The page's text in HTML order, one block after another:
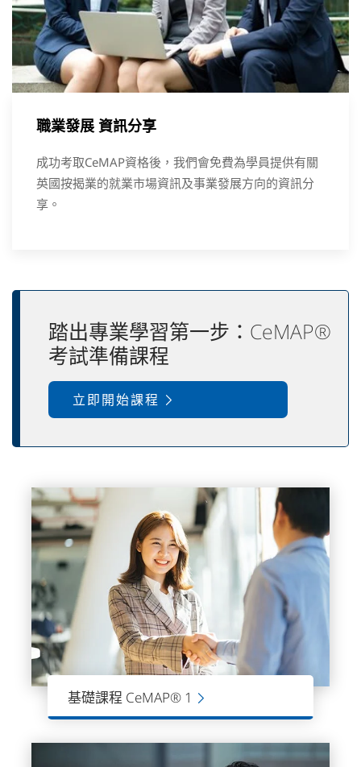
職業發展 資訊分享
成功考取CeMAP資格後，我們會免費為學員提供有關
英國按揭業的就業市場資訊及事業發展方向的資訊分
享。
踏出專業學習第一步：CeMAP®
考試準備課程
立即開始課程
基礎課程 CeMAP® 1
CeMAP課程1級考試，是入門的基礎課
基礎知識。是成為按揭顧問和金融顧問